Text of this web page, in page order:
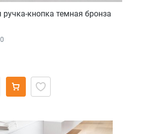
кнопка темная бронза